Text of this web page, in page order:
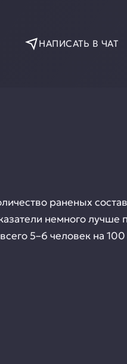
НАПИСАТЬ В ЧАТ
раненых
немного
5–6 человек на